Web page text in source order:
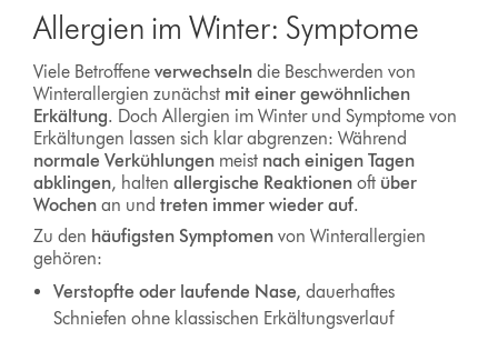
Allergien im Winter: Symptome
Viele Betroffeneverwechseln die Beschwerden von
Winterallergien zunächst mit einer gewöhnlichen
Erkältung. Doch Allergien im Winter und Symptome von
Erkältungen lassen sich klar abgrenzen: Während
normale Verkühlungen meist nach einigen Tagen
abklingen, haltenallergische Reaktionen oft über
Wochen an undtreten immer wieder auf.
Zu den häufigsten Symptomen von Winterallergien
gehören:
Verstopfte oder laufende Nase, dauerhaftes
Schniefen ohne klassischen Erkältungsverlauf